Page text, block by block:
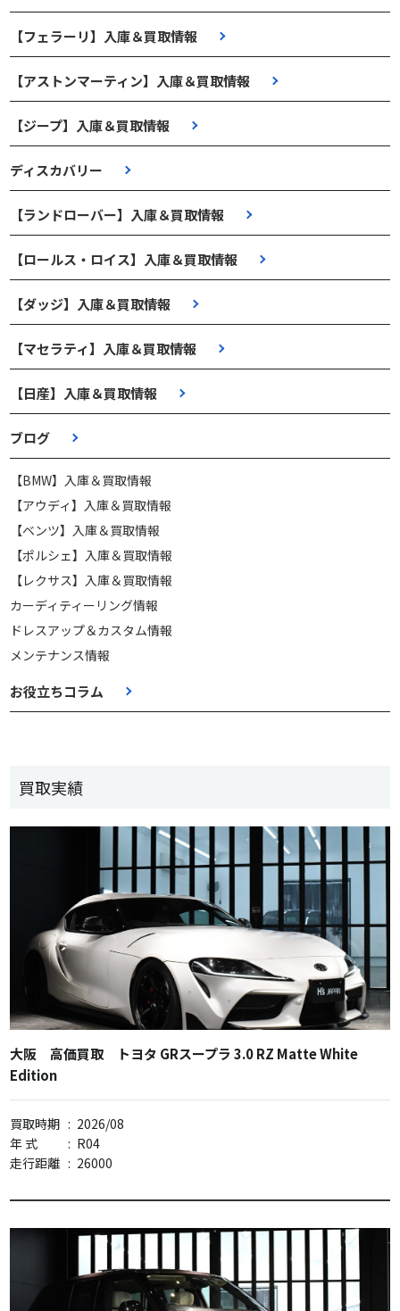
【フェラーリ】入庫＆買取情報
【アストンマーティン】入庫＆買取情報
【ジープ】入庫＆買取情報
ディスカバリー
【ランドローバー】入庫＆買取情報
【ロールス・ロイス】入庫＆買取情報
【ダッジ】入庫＆買取情報
【マセラティ】入庫＆買取情報
【日産】入庫＆買取情報
ブログ
【BMW】入庫＆買取情報
【アウディ】入庫＆買取情報
【ベンツ】入庫＆買取情報
【ポルシェ】入庫＆買取情報
【レクサス】入庫＆買取情報
カーディティーリング情報
ドレスアップ＆カスタム情報
メンテナンス情報
お役立ちコラム
買取実績
大阪 高価買取 トヨタ GRスープラ 3.0 RZ Matte White
Edition
買取時期 : 2026/08
年 式
: R04
走行距離 : 26000